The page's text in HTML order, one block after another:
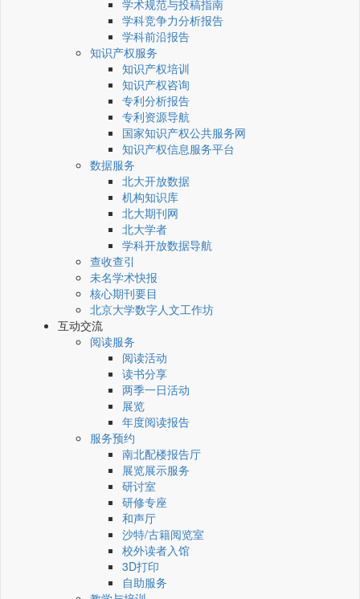
学术规范与投稿指南
学科竞争力分析报告
学科前沿报告
知识产权服务
知识产权培训
知识产权咨询
专利分析报告
专利资源导航
国家知识产权公共服务网
知识产权信息服务平台
数据服务
北大开放数据
机构知识库
北大期刊网
北大学者
学科开放数据导航
查收查引
未名学术快报
核心期刊要目
北京大学数字人文工作坊
互动交流
阅读服务
阅读活动
读书分享
两季一日活动
展览
年度阅读报告
服务预约
南北配楼报告厅
展览展示服务
研讨室
研修专座
和声厅
沙特/古籍阅览室
校外读者入馆
3D打印
自助服务